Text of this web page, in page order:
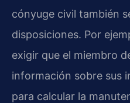
cónyuge civil también
disposiciones. Por
exigir que el miembro
información sobre sus
para calcular la